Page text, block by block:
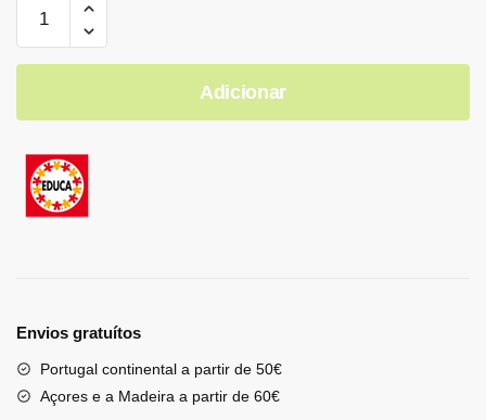
Adicionar
Envios gratuítos
Portugal continental a partir de 50€
Açores e a Madeira a partir de 60€